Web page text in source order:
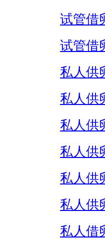
试管借
试管借
私人供
私人供
私人供
私人供
私人供
私人供
私人借